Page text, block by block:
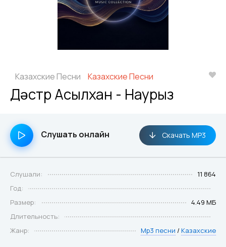
Казахские Песни Казахские Песни
Дәстүр Асылхан - Наурыз
Слушать онлайн Скачать MP3
Слушали:
11 864
Год:
Размер:
4.49 МБ
Длительность:
Жанр:
Mp3 песни / Казахские